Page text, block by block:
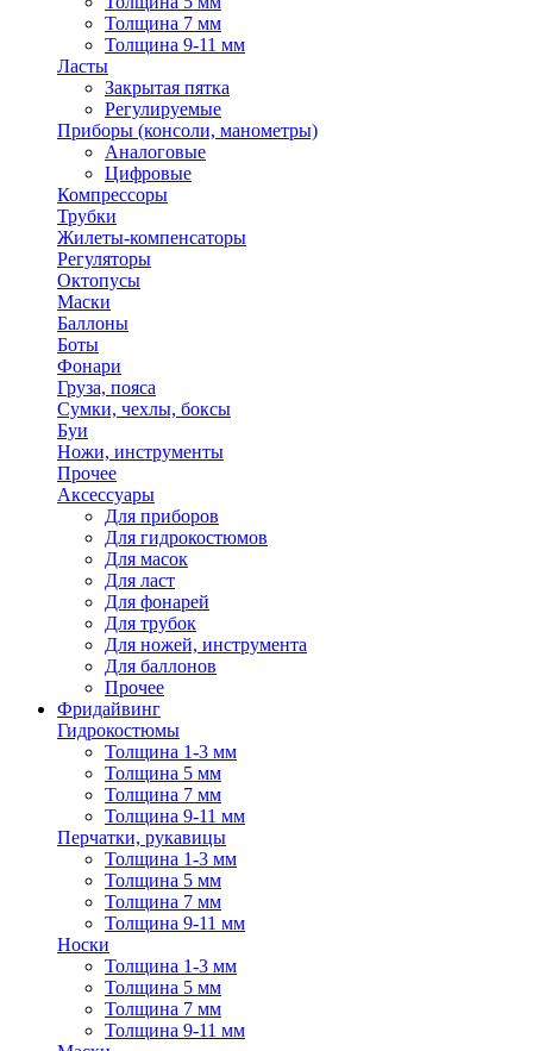
Толщина 7 мм
Толщина 9-11 мм
Ласты
Закрытая пятка
Регулируемые
Приборы (консоли, манометры)
Аналоговые
Цифровые
Компрессоры
Трубки
Жилеты-компенсаторы
Регуляторы
Октопусы
Маски
Баллоны
Боты
Фонари
Груза, пояса
Сумки, чехлы, боксы
Буи
Ножи, инструменты
Прочее
Аксессуары
Для приборов
Для гидрокостюмов
Для масок
Для ласт
Для фонарей
Для трубок
Для ножей, инструмента
Для баллонов
Прочее
Фридайвинг
Гидрокостюмы
Толщина 1-3 мм
Толщина 5 мм
Толщина 7 мм
Толщина 9-11 мм
Перчатки, рукавицы
Толщина 1-3 мм
Толщина 5 мм
Толщина 7 мм
Толщина 9-11 мм
Носки
Толщина 1-3 мм
Толщина 5 мм
Толщина 7 мм
Толщина 9-11 мм